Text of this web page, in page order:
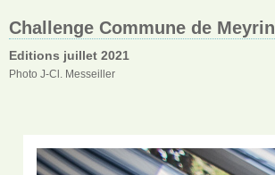
Challenge Commune de Meyrin
Editions juillet 2021
Photo J-Cl. Messeiller